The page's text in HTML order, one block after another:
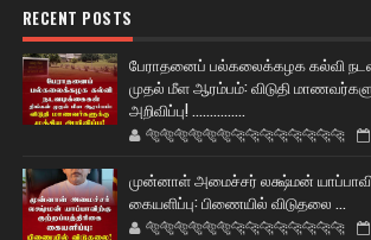
RECENT POSTS
பேராதனைப் பல்கலைக்கழக கல்வி
முதல் மீள ஆரம்பம்: விடுதி
அறிவிப்பு! ...............
🐅🐅🐅🐅🐅🐅🐆🐆🐆🐆🐆🐆🐆🐆
முன்னாள் அமைச்சர் லக்ஷ்மன்
கையளிப்பு: பிணையில் விடுதலை ...
🐅🐅🐅🐅🐅🐅🐆🐆🐆🐆🐆🐆🐆🐆